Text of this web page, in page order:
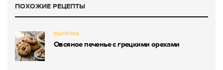
ПОХОЖИЕ РЕЦЕПТЫ
ВЫПЕЧКА
Овсяное печенье с грецкими орехами